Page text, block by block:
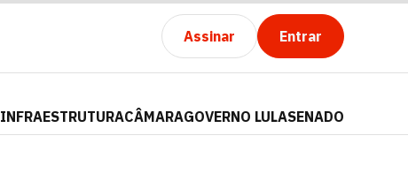
Assinar Entrar
INFRAESTRUTURACÂMARAGOVERNO LULASENADO